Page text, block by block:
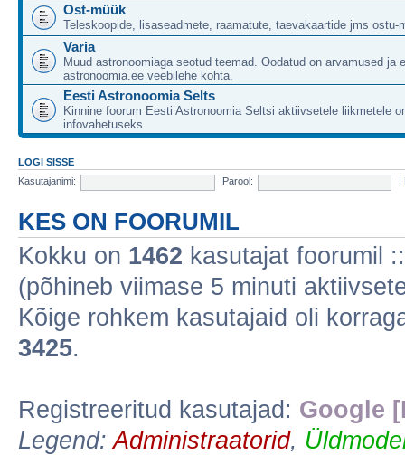
Ost-müük
Teleskoopide, lisaseadmete, raamatute, taevakaartide jms ostu-
Varia
Muud astronoomiaga seotud teemad. Oodatud on arvamused ja
astronoomia.ee veebilehe kohta.
Eesti Astronoomia Selts
Kinnine foorum Eesti Astronoomia Seltsi aktiivsetele liikmetele
infovahetuseks
LOGI SISSE
Kasutajanimi:
Parool:
KES ON FOORUMIL
Kokku on 1462 kasutajat foorumil
(põhineb viimase 5 minuti
Kõige rohkem kasutajaid oli
3425.
Registreeritud kasutajad: Google
Legend:Administraatorid,